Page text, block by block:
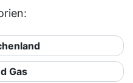
Gas